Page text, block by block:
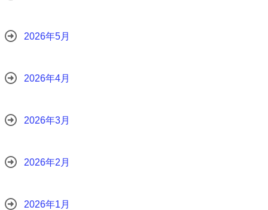
2026年5月
2026年4月
2026年3月
2026年2月
2026年1月